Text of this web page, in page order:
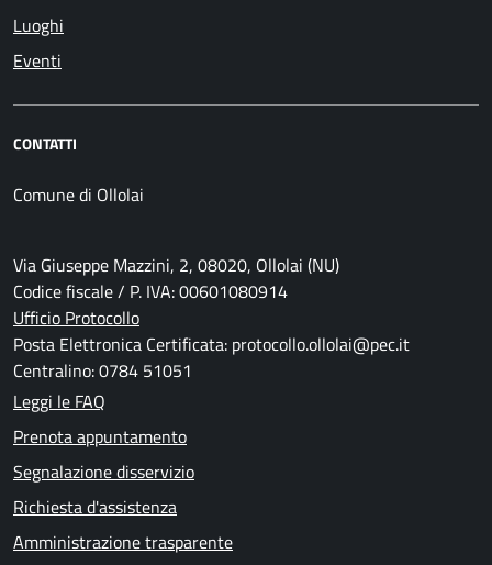
Luoghi
Eventi
CONTATTI
Comune di Ollolai
Via Giuseppe Mazzini, 2, 08020, Ollolai (NU)
Codice fiscale / P. IVA: 00601080914
Ufficio Protocollo
Posta Elettronica Certificata: protocollo.ollolai@pec.it
Centralino: 0784 51051
Leggi le FAQ
Prenota appuntamento
Segnalazione disservizio
Richiesta d'assistenza
Amministrazione trasparente